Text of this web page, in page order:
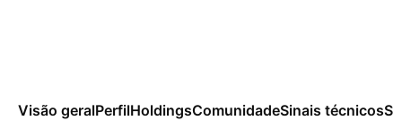
Visão geralPerfilHoldingsComunidadeSinais técnicos